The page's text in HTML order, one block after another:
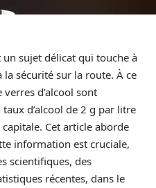
un sujet délicat qui touche à
sécurité sur la route. À ce
d’alcool sont
d’alcool de 2 g par litre
Cet article aborde
information est cruciale,
scientifiques, des
récentes, dans le